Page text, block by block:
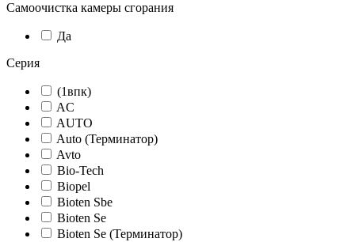
Самоочистка камеры сгорания
Да
Серия
(1впк)
AC
AUTO
Auto (Терминатор)
Avto
Bio-Tech
Biopel
Bioten Sbe
Bioten Se
Bioten Se (Терминатор)